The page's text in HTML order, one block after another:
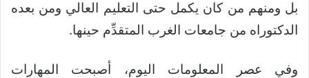
بل ومنهم من كان يكمل حتى التعليم العالي ومن بعده
الدكتوراه من جامعات الغرب المتقدِّم حينها.
وفي عصر المعلومات اليوم، أصبحت المهارات